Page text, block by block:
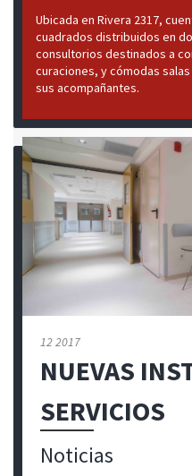
Ubicada en Rivera 2317,
cuadrados distribuidos en
consultorios destinados a
curaciones, y cómodas
sus acompañantes.
12 2017
NUEVAS
SERVICIOS
Noticias